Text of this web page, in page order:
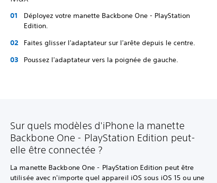
Déployez votre manette Backbone One - PlayStation
Edition.
Faites glisser l'adaptateur sur l'arête depuis le centre.
Poussez l'adaptateur vers la poignée de gauche.
Sur quels modèles d'iPhone la manette
Backbone One - PlayStation Edition peut-
elle être connectée ?
La manette Backbone One - PlayStation Edition peut être
utilisée avec n'importe quel appareil iOS sous iOS 15 ou une